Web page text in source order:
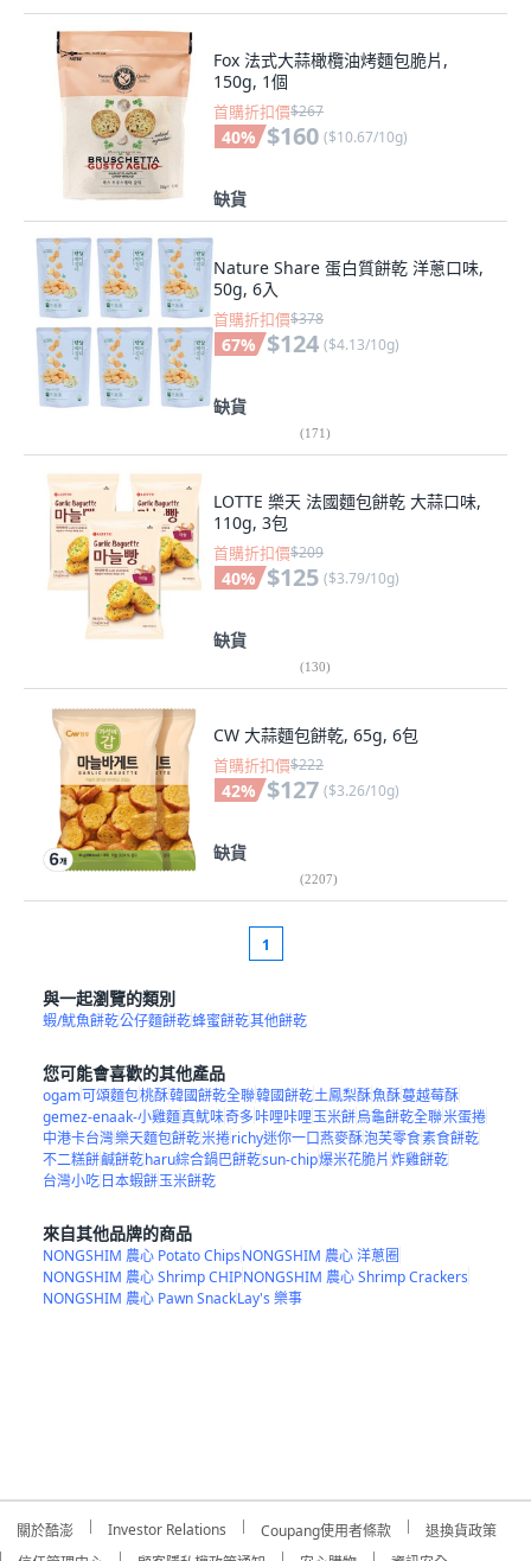
Fox 法式大蒜橄欖油烤麵包脆片,
150g, 1個
首購折扣價$267
40% $160 ($10.67/10g)
缺貨
Nature Share 蛋白質餅乾 洋蔥口味,
50g, 6入
首購折扣價$378
67% $124 ($4.13/10g)
缺貨
(171)
LOTTE 樂天 法國麵包餅乾 大蒜口味,
110g, 3包
首購折扣價$209
40% $125 ($3.79/10g)
缺貨
(130)
CW 大蒜麵包餅乾, 65g, 6包
首購折扣價$222
42% $127 ($3.26/10g)
缺貨
(2207)
1
與一起瀏覽的類別
蝦/魷魚餅乾公仔麵餅乾蜂蜜餅乾其他餅乾
您可能會喜歡的其他產品
ogam可頌麵包桃酥韓國餅乾全聯韓國餅乾土鳳梨酥魚酥蔓越莓酥
gemez-enaak-小雞麵真魷味奇多咔哩咔哩玉米餅烏龜餅乾全聯米蛋捲
中港卡台灣樂天麵包餅乾米捲richy迷你一口燕麥酥泡芙零食素食餅乾
不二糕餅鹹餅乾haru綜合鍋巴餅乾sun-chip爆米花脆片炸雞餅乾
台灣小吃日本蝦餅玉米餅乾
來自其他品牌的商品
NONGSHIM 農心 Potato ChipsNONGSHIM 農心 洋蔥圈
NONGSHIM 農心 Shrimp CHIPNONGSHIM 農心 Shrimp Crackers
NONGSHIM 農心 Pawn SnackLay's 樂事
關於酷澎 Investor Relations Coupang使用者條款
退換貨政策